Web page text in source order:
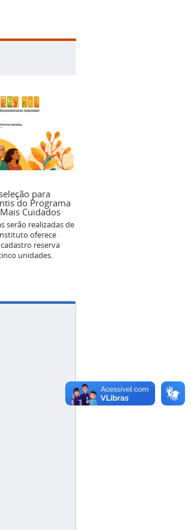
para
do Programa
Cuidados
serão realizadas de
oferece
reserva
unidades.